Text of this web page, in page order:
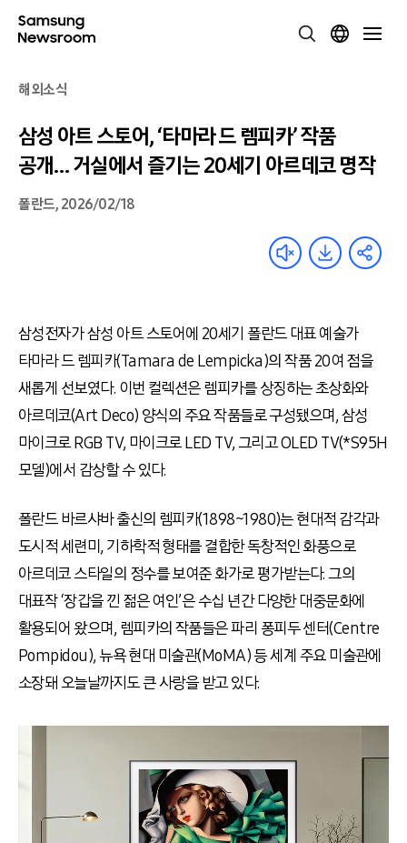
해외소식
삼성 아트 스토어, ‘타마라 드 렘피카’ 작품
공개… 거실에서 즐기는 20세기 아르데코 명작
폴란드, 2026/02/18
삼성전자가 삼성 아트 스토어에 20세기 폴란드 대표 예술가
타마라 드 렘피카(Tamara de Lempicka)의 작품 20여 점을
새롭게 선보였다. 이번 컬렉션은 렘피카를 상징하는 초상화와
아르데코(Art Deco) 양식의 주요 작품들로 구성됐으며, 삼성
마이크로 RGB TV, 마이크로 LED TV, 그리고 OLED TV(*S95H
모델)에서 감상할 수 있다.
폴란드 바르샤바 출신의 렘피카(1898~1980)는 현대적 감각과
도시적 세련미, 기하학적 형태를 결합한 독창적인 화풍으로
아르데코 스타일의 정수를 보여준 화가로 평가받는다. 그의
대표작 ‘장갑을 낀 젊은 여인’은 수십 년간 다양한 대중문화에
활용되어 왔으며, 렘피카의 작품들은 파리 퐁피두 센터(Centre
Pompidou), 뉴욕 현대 미술관(MoMA) 등 세계 주요 미술관에
소장돼 오늘날까지도 큰 사랑을 받고 있다.